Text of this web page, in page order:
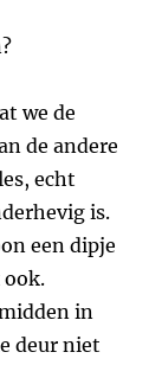
we de
de andere
echt
is.
een dipje
in
deur niet